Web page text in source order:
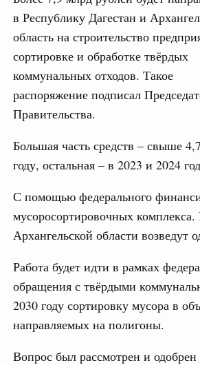
в Республику Дагестан и
область на строительство
сортировке и обработке твёрдых
коммунальных отходов. Такое
распоряжение подписал
Правительства.
Большая часть средств – свыше
году, остальная – в 2023 и 2024
С помощью федерального
мусоросортировочных
Архангельской области
Работа будет идти в рамках
обращения с твёрдыми
2030 году сортировку мусора в
направляемых на полигоны.
Вопрос был рассмотрен и
перейдите в раздел "Поиск по
6 августа, четверг
развитие. Инновации
дал поручения по
сессии о
технологическим
5 августа, среда
дал поручения по
сессии, посвящённой
труда
проект «Экологическое
увеличило объём
федерального
2026 года №2067-р